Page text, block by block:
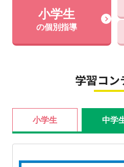
小学生
の個別指導
学習コン
小学生 中学